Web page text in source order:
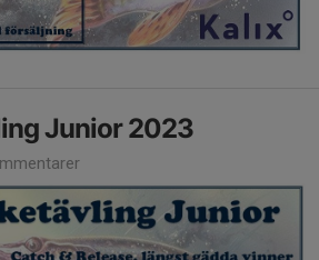
Junior 2023